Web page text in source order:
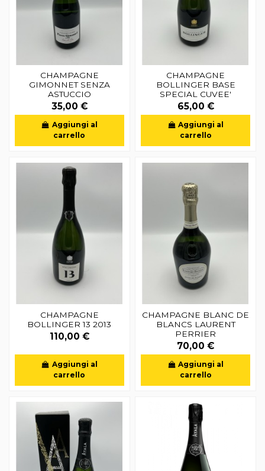
CHAMPAGNE
GIMONNET SENZA
ASTUCCIO
35,00 €
Aggiungi al
carrello
CHAMPAGNE
BOLLINGER BASE
SPECIAL CUVEE'
65,00 €
Aggiungi al
carrello
CHAMPAGNE
BOLLINGER 13 2013
110,00 €
Aggiungi al
carrello
CHAMPAGNE BLANC DE
BLANCS LAURENT
PERRIER
70,00 €
Aggiungi al
carrello